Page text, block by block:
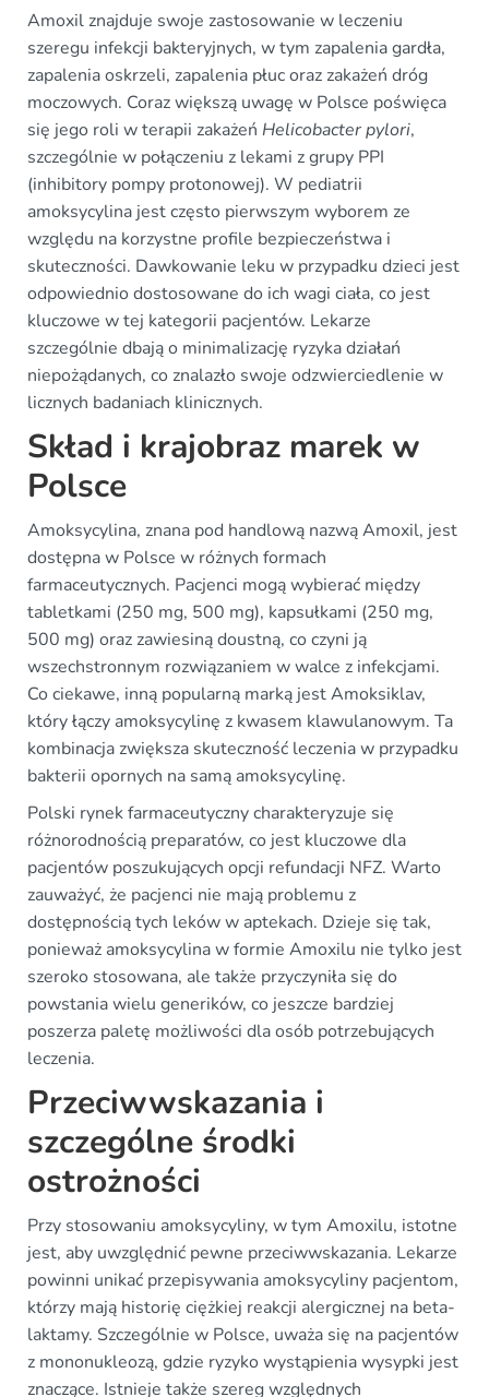
Amoxil znajduje swoje zastosowanie w leczeniu
szeregu infekcji bakteryjnych, w tym zapalenia gardła,
zapalenia oskrzeli, zapalenia płuc oraz zakażeń dróg
moczowych. Coraz większą uwagę w Polsce poświęca
się jego roli w terapii zakażeń Helicobacter pylori,
szczególnie w połączeniu z lekami z grupy PPI
(inhibitory pompy protonowej). W pediatrii
amoksycylina jest często pierwszym wyborem ze
względu na korzystne profile bezpieczeństwa i
skuteczności. Dawkowanie leku w przypadku dzieci jest
odpowiednio dostosowane do ich wagi ciała, co jest
kluczowe w tej kategorii pacjentów. Lekarze
szczególnie dbają o minimalizację ryzyka działań
niepożądanych, co znalazło swoje odzwierciedlenie w
licznych badaniach klinicznych.
Skład i krajobraz marek w
Polsce
Amoksycylina, znana pod handlową nazwą Amoxil, jest
dostępna w Polsce w różnych formach
farmaceutycznych. Pacjenci mogą wybierać między
tabletkami (250 mg, 500 mg), kapsułkami (250 mg,
500 mg) oraz zawiesiną doustną, co czyni ją
wszechstronnym rozwiązaniem w walce z infekcjami.
Co ciekawe, inną popularną marką jest Amoksiklav,
który łączy amoksycylinę z kwasem klawulanowym. Ta
kombinacja zwiększa skuteczność leczenia w przypadku
bakterii opornych na samą amoksycylinę.
Polski rynek farmaceutyczny charakteryzuje się
różnorodnością preparatów, co jest kluczowe dla
pacjentów poszukujących opcji refundacji NFZ. Warto
zauważyć, że pacjenci nie mają problemu z
dostępnością tych leków w aptekach. Dzieje się tak,
ponieważ amoksycylina w formie Amoxilu nie tylko jest
szeroko stosowana, ale także przyczyniła się do
powstania wielu generików, co jeszcze bardziej
poszerza paletę możliwości dla osób potrzebujących
leczenia.
Przeciwwskazania i
szczególne środki
ostrożności
Przy stosowaniu amoksycyliny, w tym Amoxilu, istotne
jest, aby uwzględnić pewne przeciwwskazania. Lekarze
powinni unikać przepisywania amoksycyliny pacjentom,
którzy mają historię ciężkiej reakcji alergicznej na beta-
laktamy. Szczególnie w Polsce, uważa się na pacjentów
z mononukleozą, gdzie ryzyko wystąpienia wysypki jest
znaczące. Istnieje także szereg względnych